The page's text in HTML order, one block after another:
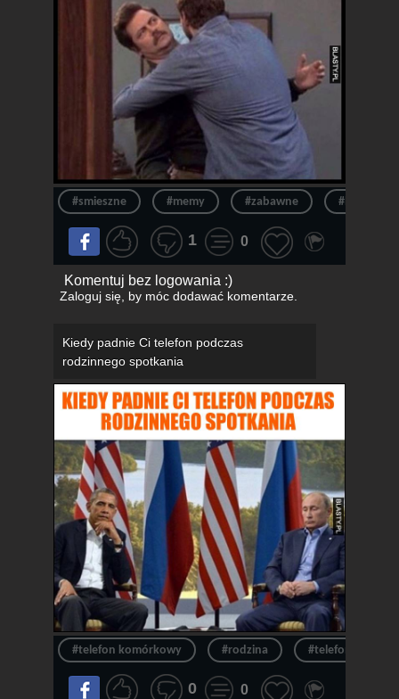
#smieszne #memy #zabawne #humor
1 0
Komentuj bez logowania :)
Zaloguj się, by móc dodawać komentarze.
Kiedy padnie Ci telefon podczas
rodzinnego spotkania
#telefon komórkowy #rodzina #telefon
0 0